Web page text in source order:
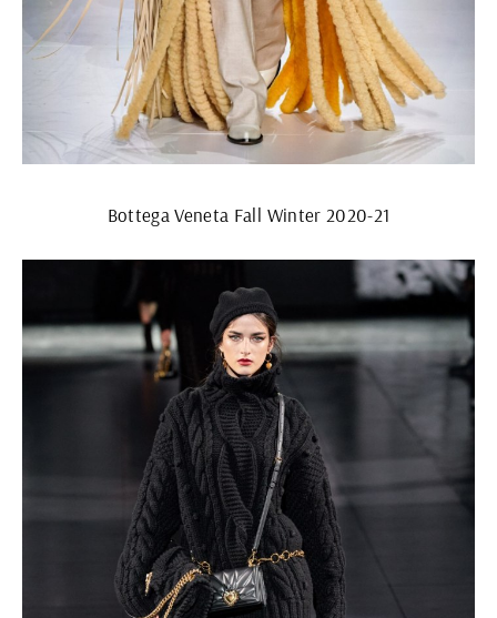
Bottega Veneta Fall Winter 2020-21